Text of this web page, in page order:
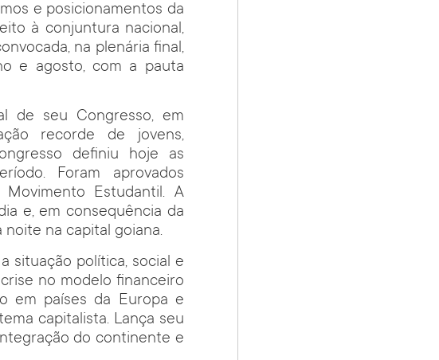
e posicionamentos da
à conjuntura nacional,
na plenária final,
e agosto, com a pauta
de seu Congresso, em
recorde de jovens,
definiu hoje as
Foram aprovados
Estudantil. A
e, em consequência da
na capital goiana.
situação política, social e
no modelo financeiro
em países da Europa e
capitalista. Lança seu
do continente e